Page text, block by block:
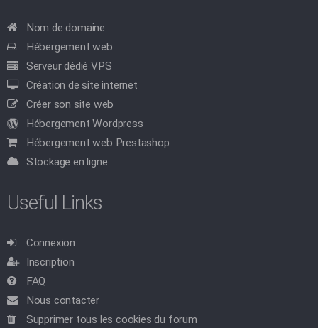
Nom de domaine
Hébergement web
Serveur dédié VPS
Création de site internet
Créer son site web
Hébergement Wordpress
Hébergement web Prestashop
Stockage en ligne
Useful Links
Connexion
Inscription
FAQ
Nous contacter
Supprimer tous les cookies du forum